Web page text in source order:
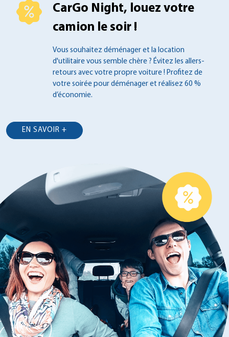
CarGo Night, louez votre
camion le soir !
Vous souhaitez déménager et la location
d'utilitaire vous semble chère ? Évitez les allers-
retours avec votre propre voiture ! Profitez de
votre soirée pour déménager et réalisez 60 %
d’économie.
EN SAVOIR +